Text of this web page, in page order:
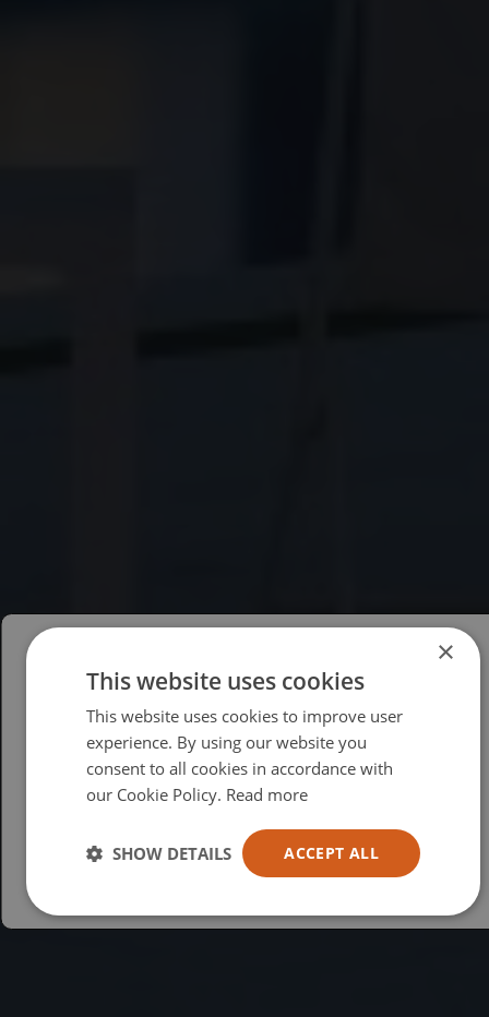
Please select your region/language
British
USA
Español
×
This website uses cookies
This website uses cookies to improve user
experience. By using our website you
consent to all cookies in accordance with
our Cookie Policy. Read more
ACCEPT ALL
SHOW DETAILS